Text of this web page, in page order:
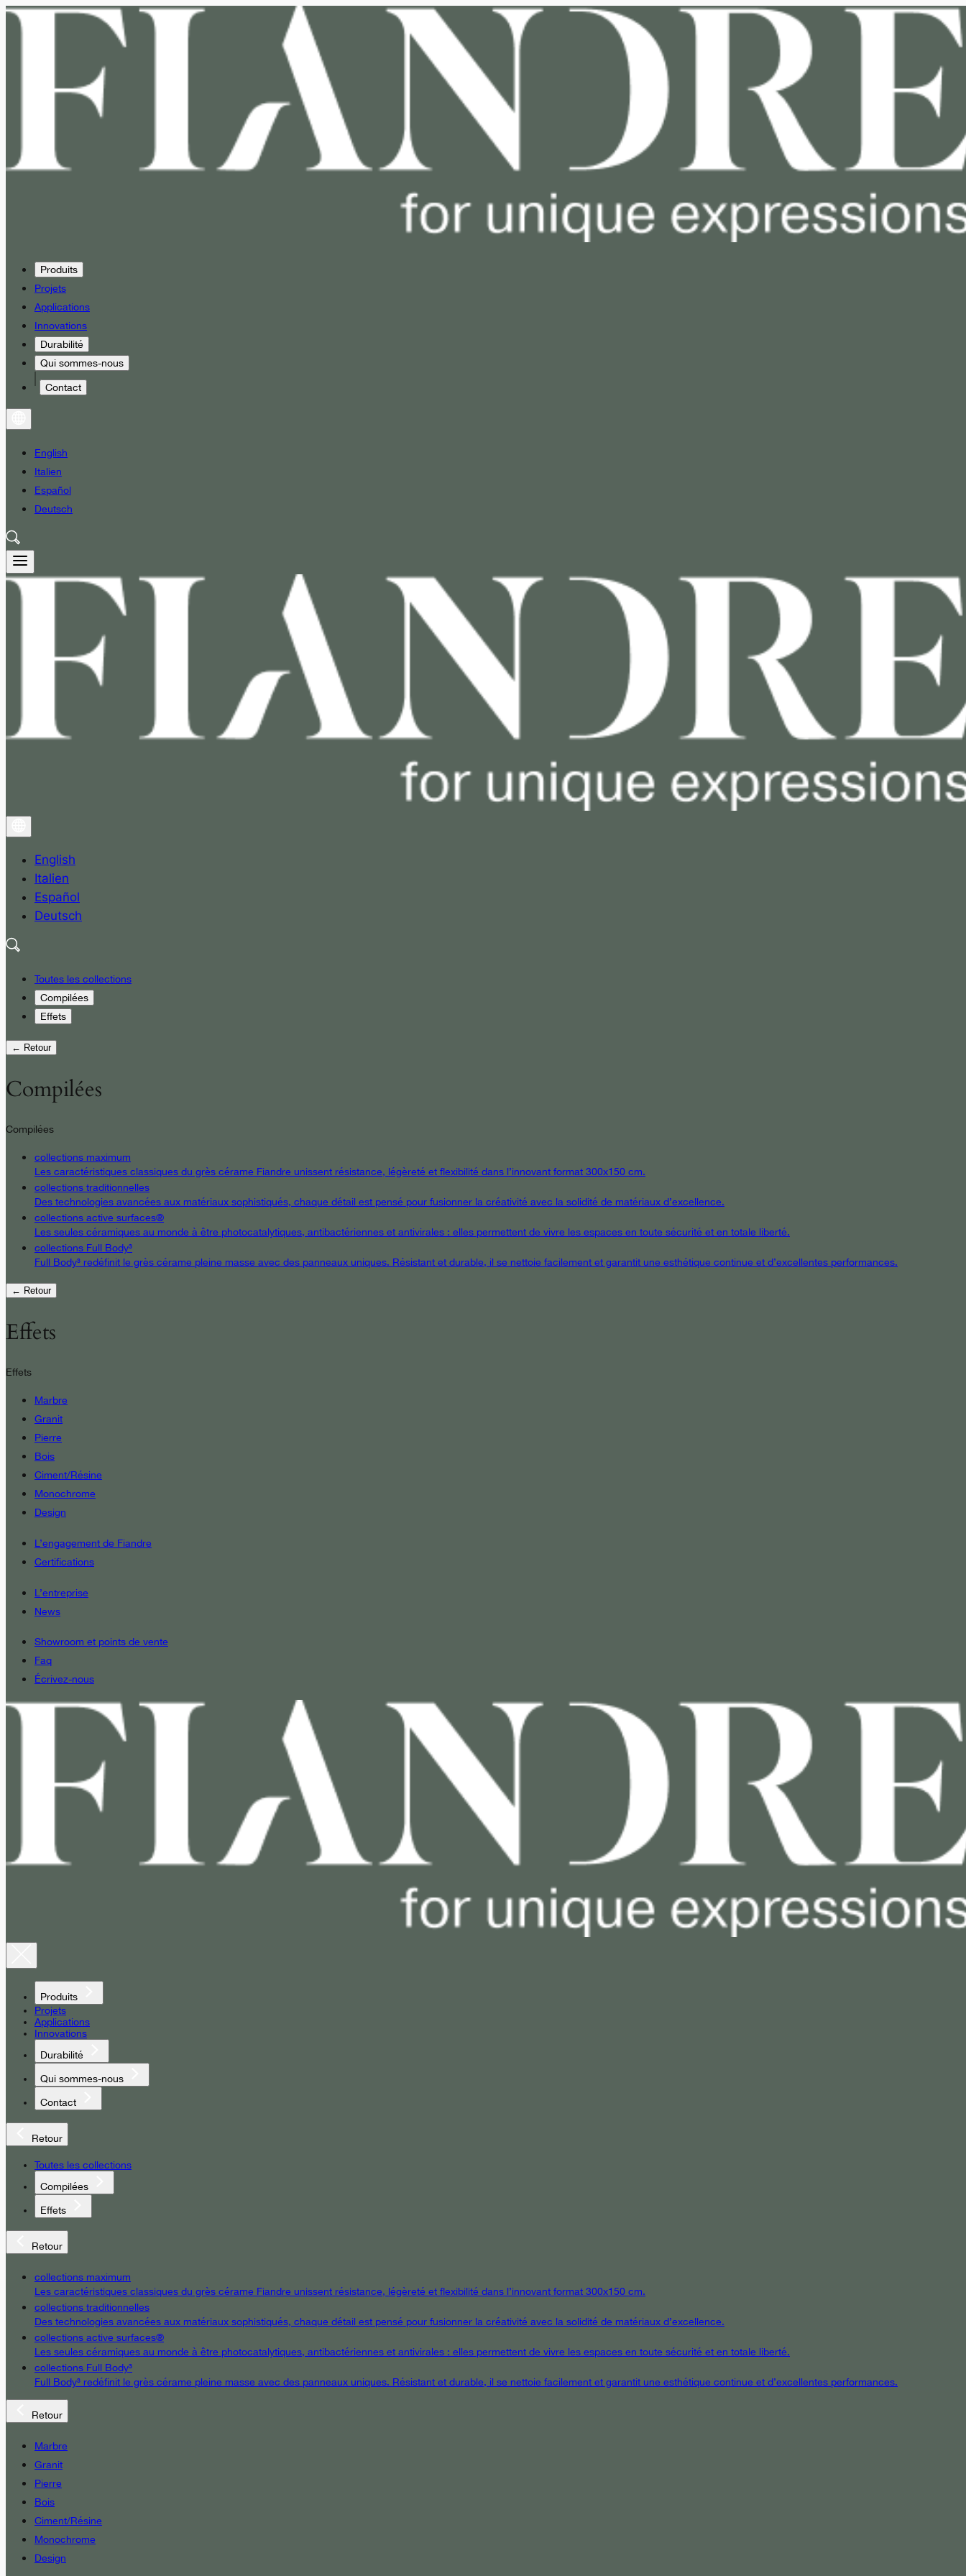
Produits
Projets
Applications
Innovations
Durabilité
Qui sommes-nous
Contact
English
Italien
Español
Deutsch
English
Italien
Español
Deutsch
Toutes les collections
Compilées
Effets
← Retour
Compilées
Compilées
collections maximum
Les caractéristiques classiques du grès cérame Fiandre unissent résistance, légèreté et flexibilité dans l’innovant format 300x150 cm.
collections traditionnelles
Des technologies avancées aux matériaux sophistiqués, chaque détail est pensé pour fusionner la créativité avec la solidité de matériaux d’excellence.
collections active surfaces®
Les seules céramiques au monde à être photocatalytiques, antibactériennes et antivirales : elles permettent de vivre les espaces en toute sécurité et en totale liberté.
collections Full Body³
Full Body³ redéfinit le grès cérame pleine masse avec des panneaux uniques. Résistant et durable, il se nettoie facilement et garantit une esthétique continue et d’excellentes performances.
← Retour
Effets
Effets
Marbre
Granit
Pierre
Bois
Ciment/Résine
Monochrome
Design
L’engagement de Fiandre
Certifications
L’entreprise
News
Showroom et points de vente
Faq
Écrivez-nous
Produits
Projets
Applications
Innovations
Durabilité
Qui sommes-nous
Contact
Retour
Toutes les collections
Compilées
Effets
Retour
collections maximum
Les caractéristiques classiques du grès cérame Fiandre unissent résistance, légèreté et flexibilité dans l’innovant format 300x150 cm.
collections traditionnelles
Des technologies avancées aux matériaux sophistiqués, chaque détail est pensé pour fusionner la créativité avec la solidité de matériaux d’excellence.
collections active surfaces®
Les seules céramiques au monde à être photocatalytiques, antibactériennes et antivirales : elles permettent de vivre les espaces en toute sécurité et en totale liberté.
collections Full Body³
Full Body³ redéfinit le grès cérame pleine masse avec des panneaux uniques. Résistant et durable, il se nettoie facilement et garantit une esthétique continue et d’excellentes performances.
Retour
Marbre
Granit
Pierre
Bois
Ciment/Résine
Monochrome
Design